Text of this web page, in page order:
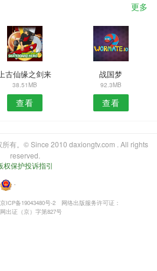
更多
上古仙缘之剑来
38.51MB
查看
战国梦
92.3MB
查看
有。© Since 2010 daxiongtv.com . All rights
reserved.
权保护投诉指引
・
ICP备19043480号-2
网络出版服务许可证：
网出证（京）字第827号